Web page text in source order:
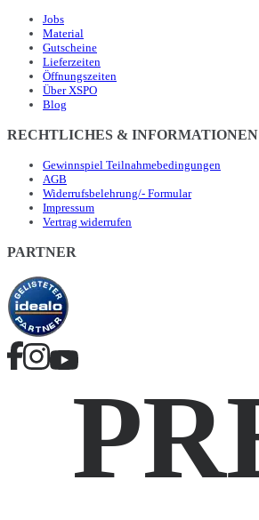
Jobs
Material
Gutscheine
Lieferzeiten
Öffnungszeiten
Über XSPO
Blog
RECHTLICHES & INFORMATIONEN
Gewinnspiel Teilnahmebedingungen
AGB
Widerrufsbelehrung/- Formular
Impressum
Vertrag widerrufen
PARTNER